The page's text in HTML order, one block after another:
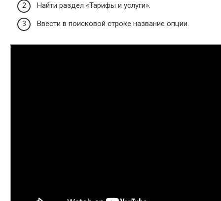
Найти раздел «Тарифы и услуги».
Ввести в поисковой строке название опции.